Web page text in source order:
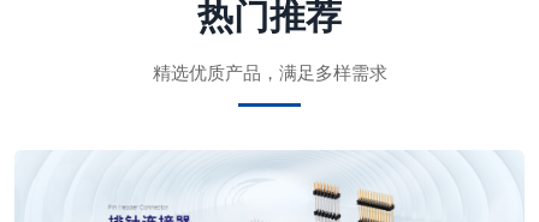
热门推荐
精选优质产品，满足多样需求